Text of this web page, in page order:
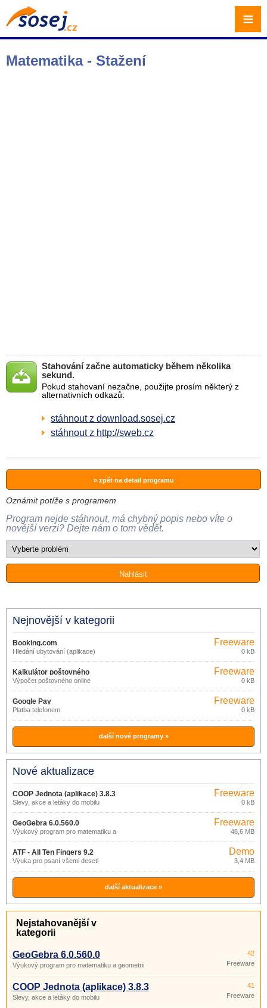
Matematika - Stažení
Stahování začne automaticky během několika
sekund.
Pokud stahovaní nezačne, použijte prosím některý z
alternativních odkazů:
stáhnout z download.sosej.cz
stáhnout z http://sweb.cz
» zpět na detail programu
Oznámit potíže s programem
Program nejde stáhnout, má chybný popis nebo víte o
novější verzi? Dejte nám o tom vědět.
Nejnovější v kategorii
Booking.com
Hledání ubytování (aplikace)
Freeware
0 kB
Kalkulátor poštovného
Výpočet poštovného online
Freeware
0 kB
Google Pay
Platba telefonem
Freeware
0 kB
další nové programy »
Nové aktualizace
COOP Jednota (aplikace) 3.8.3
Slevy, akce a letáky do mobilu
Freeware
0 kB
GeoGebra 6.0.560.0
Výukový program pro matematiku a
Freeware
48,6 MB
ATF - All Ten Fingers 9.2
Výuka pro psaní všemi deseti
Demo
3,4 MB
další aktualizace »
Nejstahovanější v
kategorii
GeoGebra 6.0.560.0
Výukový program pro matematiku a geometrii
42
Freeware
COOP Jednota (aplikace) 3.8.3
Slevy, akce a letáky do mobilu
41
Freeware
≡